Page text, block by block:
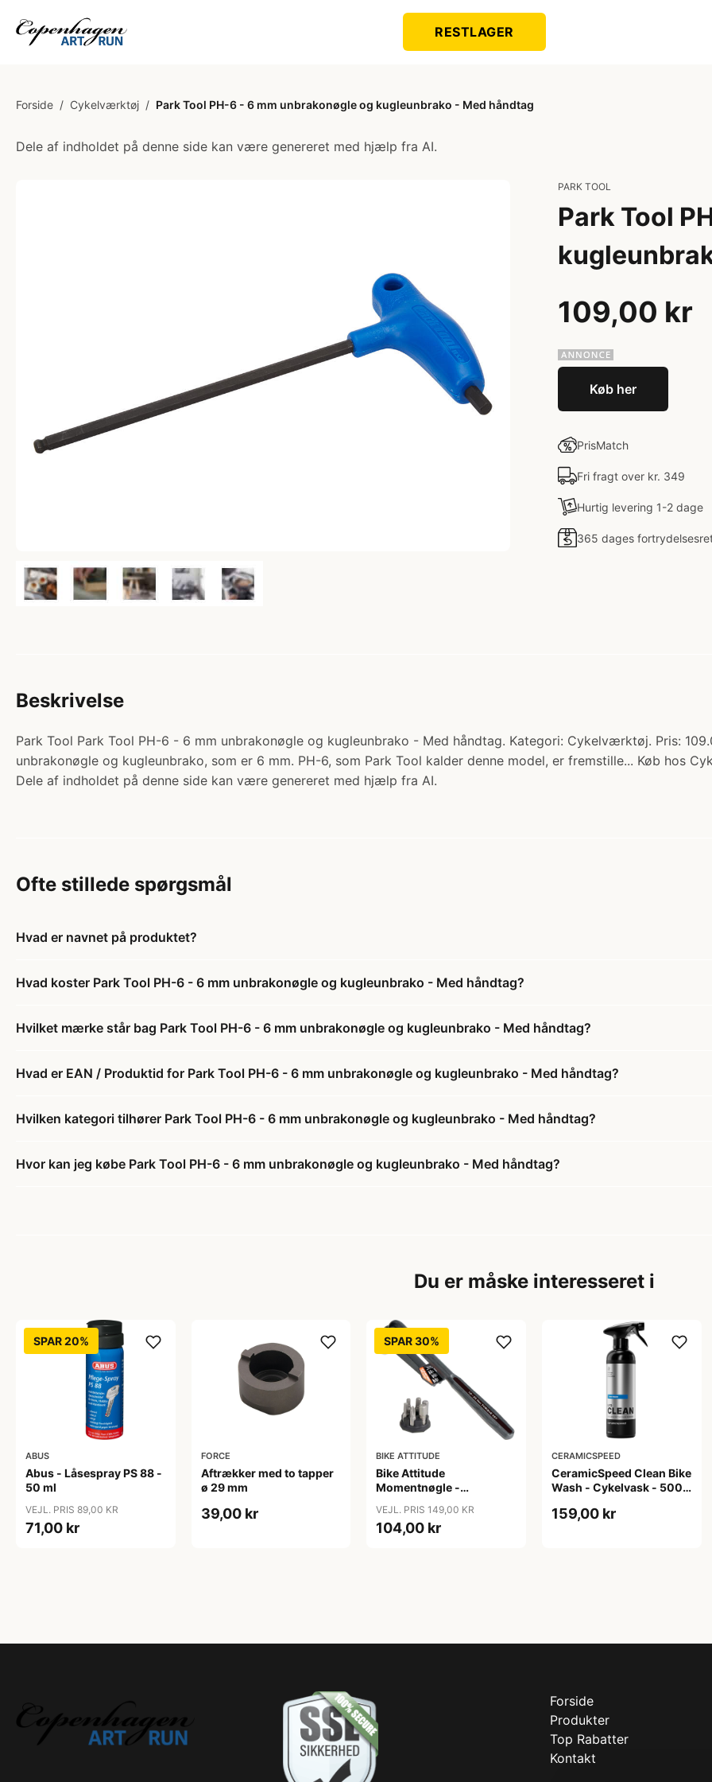
RESTLAGER
Forside / Cykelværktøj / Park Tool PH-6 - 6 mm unbrakonøgle og kugleunbrako - Med håndtag
Dele af indholdet på denne side kan være genereret med hjælp fra AI.
PARK TOOL
Park Tool
109,00 kr
Køb her
PrisMatch
Fri fragt over kr. 349
Hurtig levering 1-2 dage
365 dages
Beskrivelse
Park Tool Park Tool PH-6 - 6 mm unbrakonøgle og kugleunbrako - Med håndtag. Kategori: Cykelværktøj. Pris:
unbrakonøgle og kugleunbrako, som er 6 mm. PH-6, som Park Tool kalder denne model, er fremstille... Køb hos
Dele af indholdet på denne side kan være genereret med hjælp fra AI.
Ofte stillede spørgsmål
Hvad er navnet på produktet?
Hvad koster Park Tool PH-6 - 6 mm unbrakonøgle og kugleunbrako - Med håndtag?
Hvilket mærke står bag Park Tool PH-6 - 6 mm unbrakonøgle og kugleunbrako - Med håndtag?
Hvad er EAN / Produktid for Park Tool PH-6 - 6 mm unbrakonøgle og kugleunbrako - Med håndtag?
Hvilken kategori tilhører Park Tool PH-6 - 6 mm unbrakonøgle og kugleunbrako - Med håndtag?
Hvor kan jeg købe Park Tool PH-6 - 6 mm unbrakonøgle og kugleunbrako - Med håndtag?
Du er måske interesseret i
SPAR 20%
ABUS
Abus - Låsespray PS 88 -
50 ml
VEJL. PRIS 89,00 KR
71,00 kr
FORCE
Aftrækker med to tapper
ø 29 mm
39,00 kr
SPAR 30%
BIKE ATTITUDE
Bike Attitude
Momentnøgle -
VEJL. PRIS 149,00 KR
104,00 kr
CERAMICSPEED
CeramicSpeed Clean Bike
Wash - Cykelvask - 500
159,00 kr
Forside
Produkter
Top Rabatter
Kontakt